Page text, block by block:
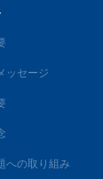
ッセージ
への取り組み